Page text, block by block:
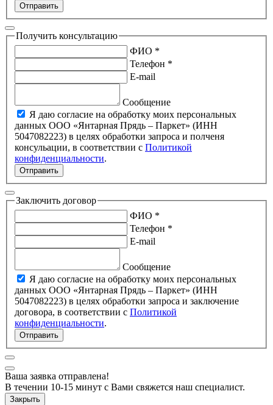
Отправить
Получить консультацию
ФИО *
Телефон *
E-mail
Сообщение
Я даю согласие на обработку моих персональных
данных ООО «Янтарная Прядь – Паркет» (ИНН
5047082223) в целях обработки запроса и полченя
консульации, в соответствии с Политикой
конфиденциальности.
Отправить
Заключить договор
ФИО *
Телефон *
E-mail
Сообщение
Я даю согласие на обработку моих персональных
данных ООО «Янтарная Прядь – Паркет» (ИНН
5047082223) в целях обработки запроса и заключение
договора, в соответствии с Политикой
конфиденциальности.
Отправить
Ваша заявка отправлена!
В течении 10-15 минут с Вами свяжется наш специалист.
Закрыть